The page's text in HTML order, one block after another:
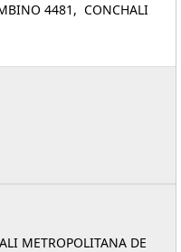
4481, CONCHALI
METROPOLITANA DE